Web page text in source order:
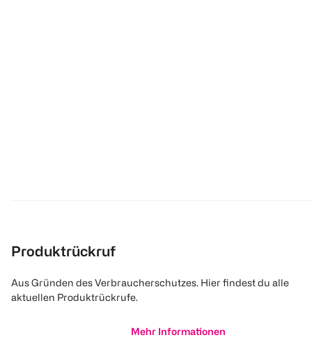
Produktrückruf
Aus Gründen des Verbraucherschutzes. Hier findest du alle
aktuellen Produktrückrufe.
Mehr Informationen